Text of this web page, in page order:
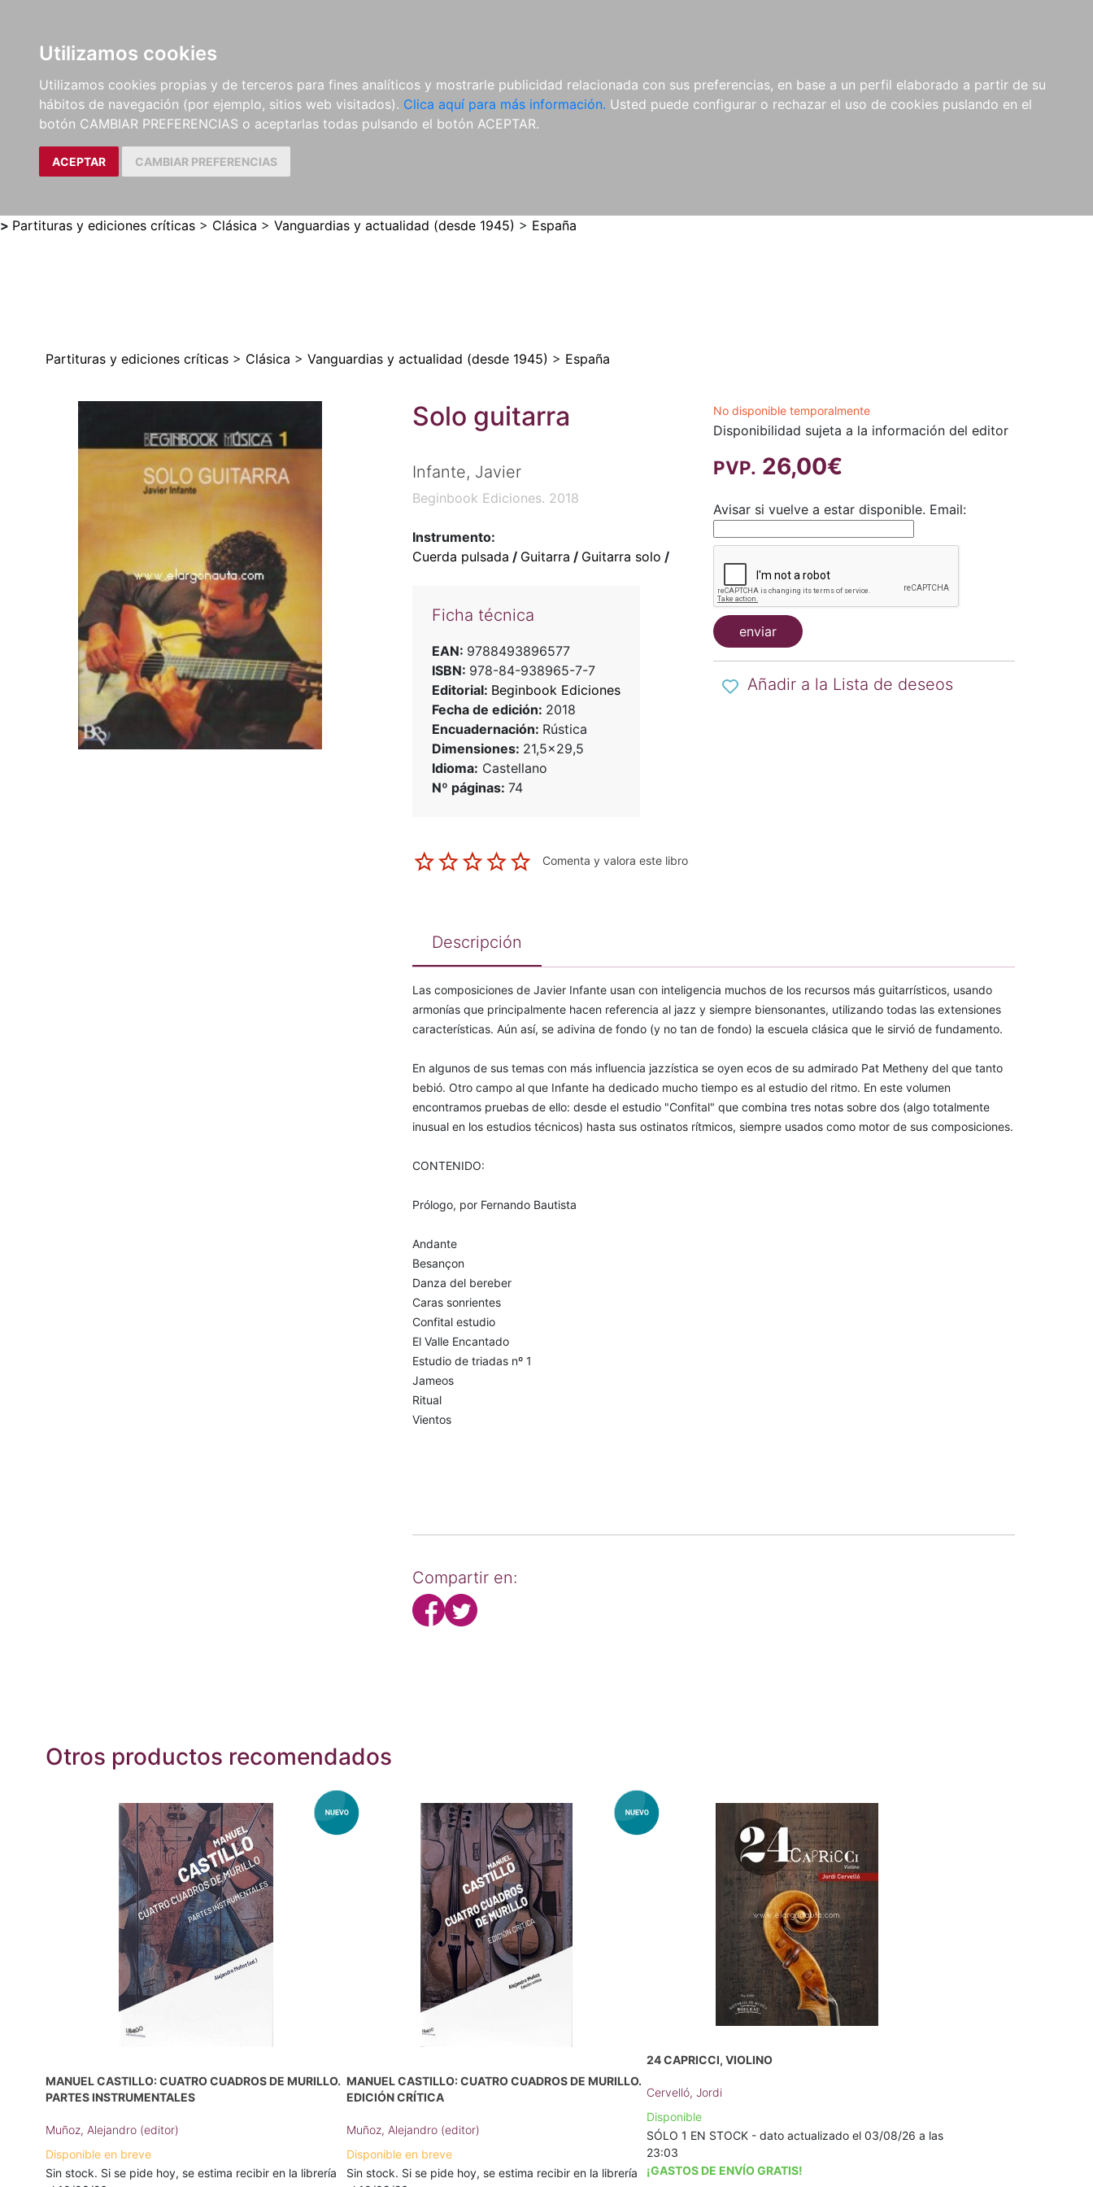
Utilizamos cookies
Utilizamos cookies propias y de terceros para fines analíticos y mostrarle publicidad relacionada con sus preferencias, en base a un perfil elaborado a partir de su
hábitos de navegación (por ejemplo, sitios web visitados). Clica aquí para más información. Usted puede configurar o rechazar el uso de cookies puslando en el
botón CAMBIAR PREFERENCIAS o aceptarlas todas pulsando el botón ACEPTAR.
ACEPTAR CAMBIAR PREFERENCIAS
LIBROS
MÉTODOS Y
EJERCICIOS
PARTITURAS Y EDICIONES
CRÍTICAS
REVISTAS
CDS Y
DVDS
MATERIAL
COMPLEMENTARIO
NOVEDADES NOTICIAS
COMPRAS
INSTITUCIONALES
> Partituras y ediciones críticas > Clásica > Vanguardias y actualidad (desde 1945) > España
Partituras y ediciones críticas > Clásica > Vanguardias y actualidad (desde 1945) > España
Solo guitarra
Infante, Javier
Beginbook Ediciones. 2018
Instrumento:
Cuerda pulsada / Guitarra / Guitarra solo /
Ficha técnica
EAN: 9788493896577
ISBN: 978-84-938965-7-7
Editorial: Beginbook Ediciones
Fecha de edición: 2018
Encuadernación: Rústica
Dimensiones: 21,5x29,5
Idioma: Castellano
Nº páginas: 74
Comenta y valora este libro
No disponible temporalmente
Disponibilidad sujeta a la información del editor
PVP. 26,00€
Avisar si vuelve a estar disponible. Email:
enviar
Añadir a la Lista de deseos
Descripción
Las composiciones de Javier Infante usan con inteligencia muchos de los recursos más guitarrísticos, usando
armonías que principalmente hacen referencia al jazz y siempre biensonantes, utilizando todas las extensiones
características. Aún así, se adivina de fondo (y no tan de fondo) la escuela clásica que le sirvió de fundamento.
En algunos de sus temas con más influencia jazzística se oyen ecos de su admirado Pat Metheny del que tanto
bebió. Otro campo al que Infante ha dedicado mucho tiempo es al estudio del ritmo. En este volumen
encontramos pruebas de ello: desde el estudio "Confital" que combina tres notas sobre dos (algo totalmente
inusual en los estudios técnicos) hasta sus ostinatos rítmicos, siempre usados como motor de sus composiciones.
CONTENIDO:
Prólogo, por Fernando Bautista
Andante
Besançon
Danza del bereber
Caras sonrientes
Confital estudio
El Valle Encantado
Estudio de triadas nº 1
Jameos
Ritual
Vientos
Compartir en:
Otros productos recomendados
MANUEL CASTILLO: CUATRO CUADROS DE MURILLO.
PARTES INSTRUMENTALES
Muñoz, Alejandro (editor)
Disponible en breve
Sin stock. Si se pide hoy, se estima recibir en la librería
MANUEL CASTILLO: CUATRO CUADROS DE MURILLO.
EDICIÓN CRÍTICA
Muñoz, Alejandro (editor)
Disponible en breve
Sin stock. Si se pide hoy, se estima recibir en la librería
24 CAPRICCI, VIOLINO
Cervelló, Jordi
Disponible
SÓLO 1 EN STOCK - dato actualizado el 03/08/26 a las
23:03
¡GASTOS DE ENVÍO GRATIS!